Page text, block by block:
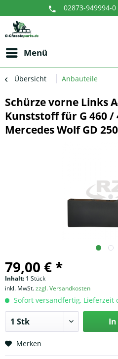
02873-949994-
Menü
Übersicht Anbauteile
Schürze vorne Links
Kunststoff für G 460 /
Mercedes Wolf GD
79,00 € *
Inhalt: 1 Stück
inkl. MwSt.zzgl. Versandkosten
Sofort versandfertig, Lieferzeit
Merken